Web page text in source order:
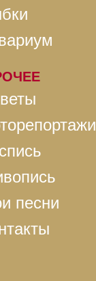
песни